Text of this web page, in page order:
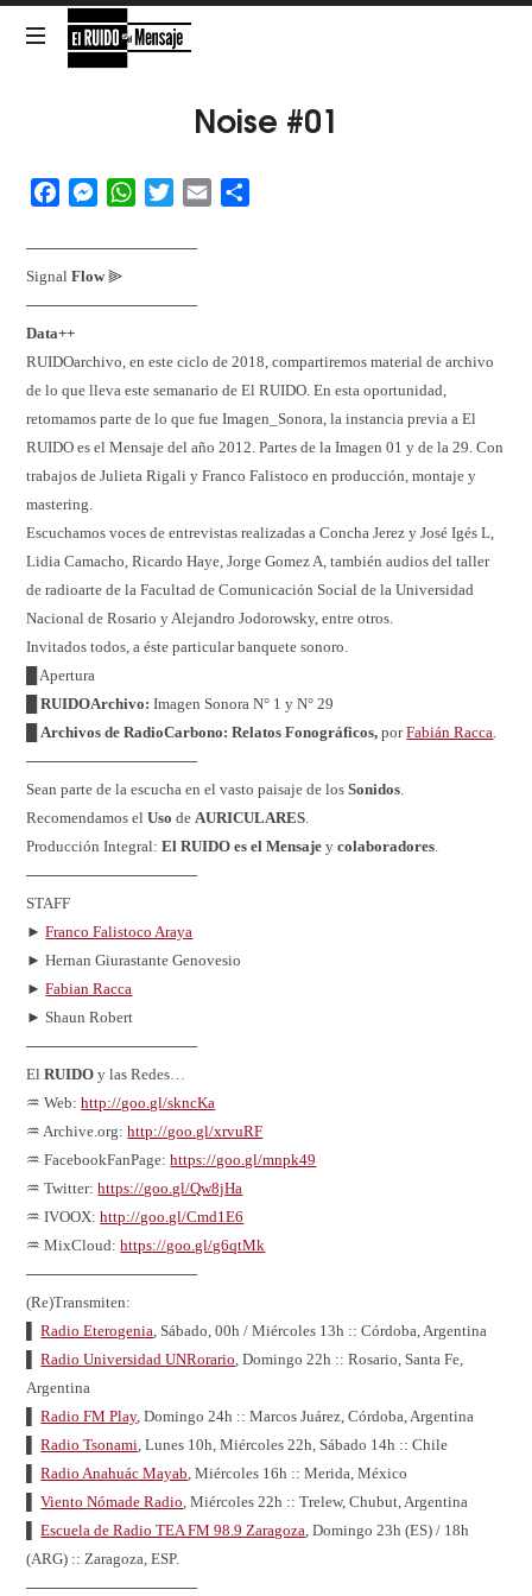
El
el
Mensaje
Noise #01
FacebookMessengerWhatsAppTwitterEmail
────────────────
SignalFlow⫸
────────────────
Data++
RUIDOarchivo, en este ciclo de 2018, compartiremos material de archivo
de lo que lleva este semanario de El RUIDO. En esta oportunidad,
retomamos parte de lo que fue Imagen_Sonora, la instancia previa a El
RUIDO es el Mensaje del año 2012. Partes de la Imagen 01 y de la 29. Con
trabajos de Julieta Rigali y Franco Falistoco en producción, montaje y
mastering.
Escuchamos voces de entrevistas realizadas a Concha Jerez y José Igés L,
Lidia Camacho, Ricardo Haye, Jorge Gomez A, también audios del taller
de radioarte de la Facultad de Comunicación Social de la Universidad
Nacional de Rosario y Alejandro Jodorowsky, entre otros.
Invitados todos, a éste particular banquete sonoro.
█ Apertura
█RUIDOArchivo: Imagen Sonora N° 1 y N° 29
█Archivos de RadioCarbono: Relatos Fonográficos, porFabián Racca.
────────────────
Sean parte de la escucha en el vasto paisaje de losSonidos.
Recomendamos elUso deAURICULARES.
Producción Integral:El RUIDO es el Mensaje ycolaboradores.
────────────────
STAFF
►Franco Falistoco Araya
► Hernan Giurastante Genovesio
►Fabian Racca
► Shaun Robert
────────────────
ElRUIDO y las Redes…
♒ Web:http://goo.gl/skncKa
♒ Archive.org:http://goo.gl/xrvuRF
♒ FacebookFanPage:https://goo.gl/mnpk49
♒ Twitter:https://goo.gl/Qw8jHa
♒ IVOOX:http://goo.gl/Cmd1E6
♒ MixCloud:https://goo.gl/g6qtMk
────────────────
(Re)Transmiten:
▌Radio Eterogenia, Sábado, 00h / Miércoles 13h :: Córdoba, Argentina
▌Radio Universidad UNRorario, Domingo 22h :: Rosario, Santa Fe,
Argentina
▌Radio FM Play, Domingo 24h :: Marcos Juárez, Córdoba, Argentina
▌Radio Tsonami, Lunes 10h, Miércoles 22h, Sábado 14h :: Chile
▌Radio Anahuác Mayab, Miércoles 16h :: Merida, México
▌Viento Nómade Radio, Miércoles 22h :: Trelew, Chubut, Argentina
▌Escuela de Radio TEA FM 98.9 Zaragoza, Domingo 23h (ES) / 18h
(ARG) :: Zaragoza, ESP.
────────────────